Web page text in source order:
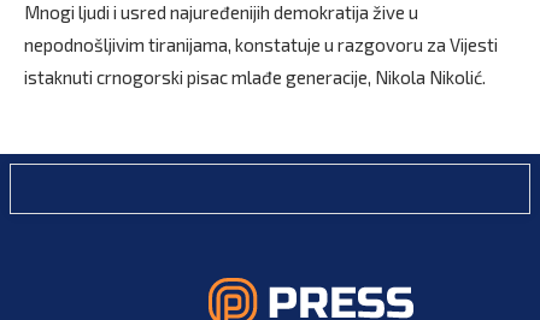
Mnogi ljudi i usred najuređenijih demokratija žive u
nepodnošljivim tiranijama, konstatuje u razgovoru za Vijesti
istaknuti crnogorski pisac mlađe generacije, Nikola Nikolić.